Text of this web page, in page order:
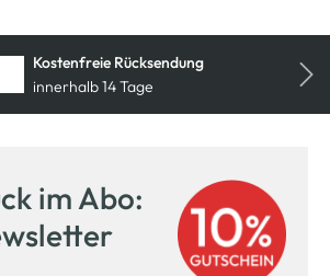
Kostenfreie Rücksendung
innerhalb 14 Tage
im Abo: